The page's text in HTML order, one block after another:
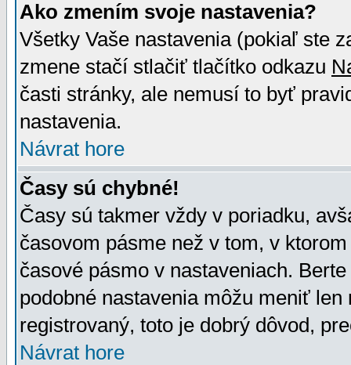
Ako zmením svoje nastavenia?
Všetky Vaše nastavenia (pokiaľ ste
zmene stačí stlačiť tlačítko odkazu
časti stránky, ale nemusí to byť
nastavenia.
Návrat hore
Časy sú chybné!
Časy sú takmer vždy v poriadku,
časovom pásme než v tom, v
časové pásmo v nastaveniach.
podobné nastavenia môžu meniť
registrovaný, toto je dobrý dôvod,
Návrat hore